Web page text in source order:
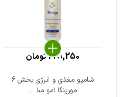
شامپو مغذی و انرژی بخش 6
مورینگا امو منا ...
228,250تومان